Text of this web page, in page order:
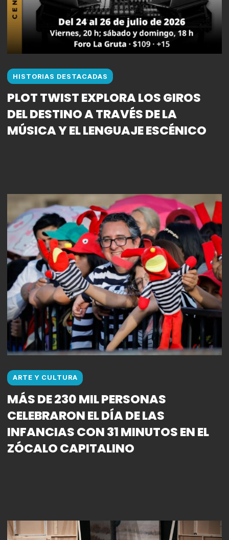
HISTORIAS DESTACADAS
PLOT TWIST EXPLORA LOS GIROS
DEL DESTINO A TRAVÉS DE LA
MÚSICA Y EL LENGUAJE ESCÉNICO
ARTE Y CULTURA
MÁS DE 230 MIL PERSONAS
CELEBRARON EL DÍA DE LAS
INFANCIAS CON 31 MINUTOS EN EL
ZÓCALO CAPITALINO